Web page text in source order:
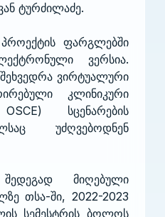
ტურძილაძე.
ფარგლებში
ვერსია.
ვირტუალური
კლინიკური
სცენარების
უძღვებოდნენ
მიღებული
თსა-ში, 2022-2023
სემესტრის ბოლოს